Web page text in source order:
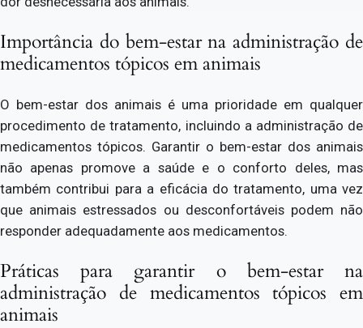
Importância do bem-estar na administração de
medicamentos tópicos em animais
O bem-estar dos animais é uma prioridade em qualquer
procedimento de tratamento, incluindo a administração de
medicamentos tópicos. Garantir o bem-estar dos animais
não apenas promove a saúde e o conforto deles, mas
também contribui para a eficácia do tratamento, uma vez
que animais estressados ou desconfortáveis podem não
responder adequadamente aos medicamentos.
Práticas para garantir o bem-estar na
administração de medicamentos tópicos em
animais